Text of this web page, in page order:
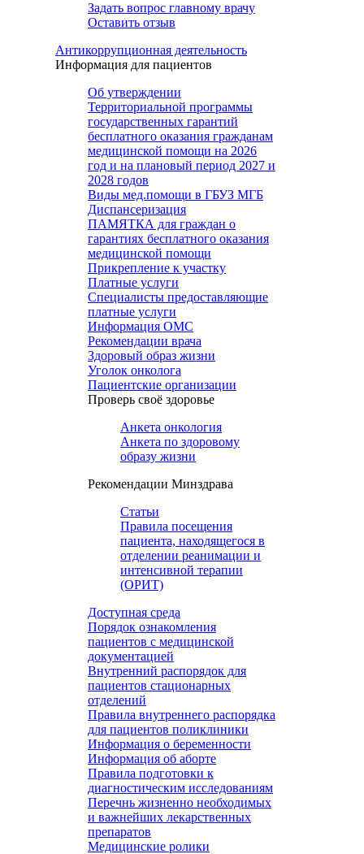
Задать вопрос главному врачу
Оставить отзыв
Антикоррупционная деятельность
Информация для пациентов
Об утверждении
Территориальной программы
государственных гарантий
бесплатного оказания гражданам
медицинской помощи на 2026
год и на плановый период 2027 и
2028 годов
Виды мед.помощи в ГБУЗ МГБ
Диспансеризация
ПАМЯТКА для граждан о
гарантиях бесплатного оказания
медицинской помощи
Прикрепление к участку
Платные услуги
Специалисты предоставляющие
платные услуги
Информация ОМС
Рекомендации врача
Здоровый образ жизни
Уголок онколога
Пациентские организации
Проверь своё здоровье
Анкета онкология
Анкета по здоровому
образу жизни
Рекомендации Минздрава
Статьи
Правила посещения
пациента, находящегося в
отделении реанимации и
интенсивной терапии
(ОРИТ)
Доступная среда
Порядок ознакомления
пациентов с медицинской
документацией
Внутренний распорядок для
пациентов стационарных
отделений
Правила внутреннего распорядка
для пациентов поликлиники
Информация о беременности
Информация об аборте
Правила подготовки к
диагностическим исследованиям
Перечнь жизненно необходимых
и важнейших лекарственных
препаратов
Медицинские ролики